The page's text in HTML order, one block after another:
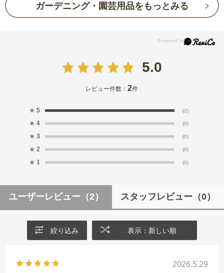
ガーデニング・園芸用品をもっとみる
5.0
レビュー件数：2件
★ 5 (2)
★ 4 (0)
★ 3 (0)
★ 2 (0)
★ 1 (0)
ユーザーレビュー （2） スタッフレビュー （0）
絞り込み 表示：新しい順
2026.5.29